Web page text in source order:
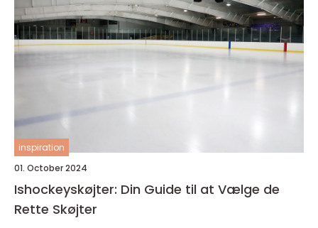
inspiration
01. October 2024
Ishockeyskøjter: Din Guide til at Vælge de
Rette Skøjter